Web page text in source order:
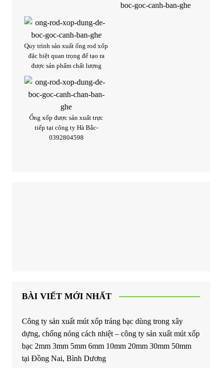
Quy trình sản xuất ống rod xốp
đặc biệt quan trọng để tạo ra
được sản phẩm chất lượng
Ống xốp được sản xuất trực
tiếp tại công ty Hà Bắc-
0392804598
BÀI VIẾT MỚI NHẤT
Công ty sản xuất mút xốp tráng bạc dùng trong xây
dựng, chống nóng cách nhiệt – công ty sản xuất mút xốp
bạc 2mm 3mm 5mm 6mm 10mm 20mm 30mm 50mm
tại Đồng Nai, Bình Dương